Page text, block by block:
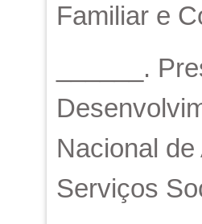
Familiar e
______.
Nacional
Serviços